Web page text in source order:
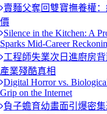
賣麵父奪回雙寶撫養權
價
Silence in the Kitchen: A
Sparks Mid-Career
工程師失業次日進廚房
產業殘酷真相
Digital Horror vs.
Grip on the Internet
負子蟾育幼畫面引爆密